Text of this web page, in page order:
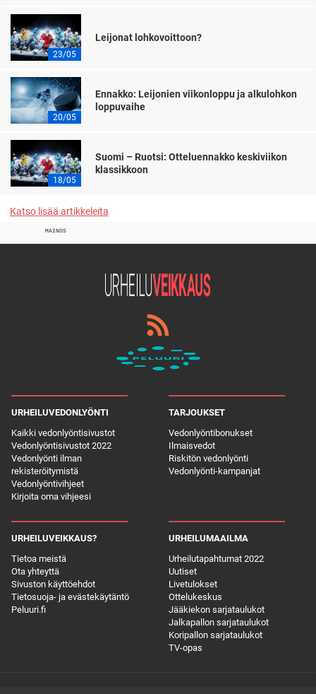
23/05
Leijonat lohkovoittoon?
20/05
Ennakko: Leijonien viikonloppu ja alkulohkon
loppuvaihe
18/05
Suomi – Ruotsi: Otteluennakko keskiviikon
klassikkoon
Katso lisää artikkeleita
MAINOS
URHEILUVEDONLYÖNTI
Kaikki vedonlyöntisivustot
Vedonlyöntisivustot 2022
Vedonlyönti ilman
rekisteröitymistä
Vedonlyöntivihjeet
Kirjoita oma vihjeesi
TARJOUKSET
Vedonlyöntibonukset
Ilmaisvedot
Riskitön vedonlyönti
Vedonlyönti-kampanjat
URHEILUVEIKKAUS?
Tietoa meistä
Ota yhteyttä
Sivuston käyttöehdot
Tietosuoja- ja evästekäytäntö
Peluuri.fi
URHEILUMAAILMA
Urheilutapahtumat 2022
Uutiset
Livetulokset
Ottelukeskus
Jääkiekon sarjataulukot
Jalkapallon sarjataulukot
Koripallon sarjataulukot
TV-opas